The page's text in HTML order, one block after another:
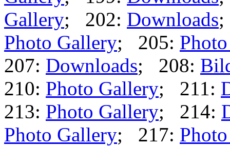
Gallery; 202: Downloads
Photo Gallery; 205:
207: Downloads; 208:
210: Photo Gallery; 211:
213: Photo Gallery; 214:
Photo Gallery; 217: